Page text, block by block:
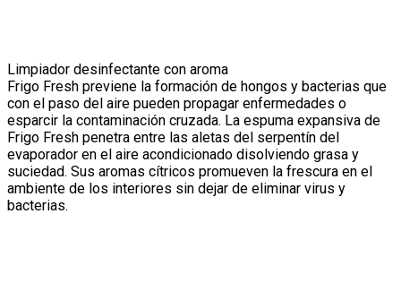
Limpiador desinfectante con aroma
Frigo Fresh previene la formación de hongos y bacterias que
con el paso del aire pueden propagar enfermedades o
esparcir la contaminación cruzada. La espuma expansiva de
Frigo Fresh penetra entre las aletas del serpentín del
evaporador en el aire acondicionado disolviendo grasa y
suciedad. Sus aromas cítricos promueven la frescura en el
ambiente de los interiores sin dejar de eliminar virus y
bacterias.